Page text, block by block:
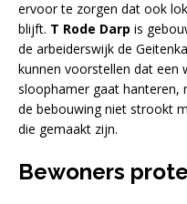
ervoor te zorgen dat ook
blijft. T Rode Darp is
de arbeiderswijk de
kunnen voorstellen dat een
sloophamer gaat hanteren,
de bebouwing niet strookt
die gemaakt zijn.
Bewoners